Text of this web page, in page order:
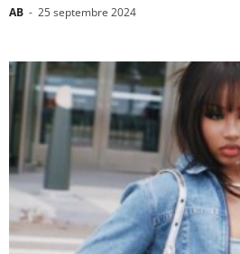
AB - 25 septembre 2024